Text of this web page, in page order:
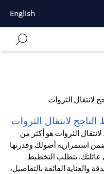
English
لانتقال الثروات
الثروات هو أكثر من
استمرارية أصولك وقدرتها
عائلتك. يتطلب التخطيط
والعناية الفائقة بالتفاصيل،